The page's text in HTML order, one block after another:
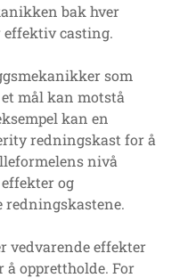
bak hver
casting.
som
mål kan motstå
kan en
redningskast for å
nivå
og
redningskastene.
vedvarende effekter
opprettholde. For